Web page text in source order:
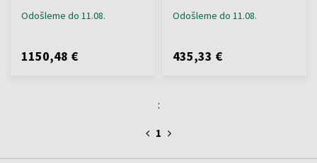
Odošleme do 11.08.
1150,48 €
Odošleme do 11.08.
435,33 €
:
1